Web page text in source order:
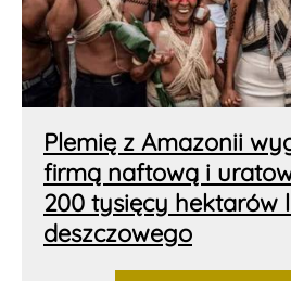
Plemię z Amazonii
firmą naftową i
200 tysięcy hektarów
deszczowego